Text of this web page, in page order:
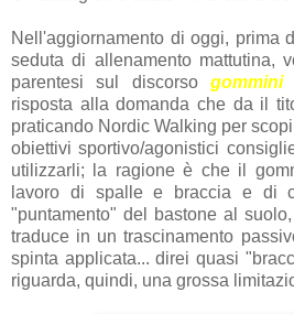
Nell'aggiornamento di oggi, prima
seduta di allenamento mattutina,
parentesi sul discorso gommini
risposta alla domanda che da il
praticando Nordic Walking per
obiettivi sportivo/agonistici
utilizzarli; la ragione è che il
lavoro di spalle e braccia e di
"puntamento" del bastone al
traduce in un trascinamento
spinta applicata... direi quasi
riguarda, quindi, una grossa